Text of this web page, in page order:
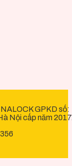
GPKD số:
Nội cấp năm